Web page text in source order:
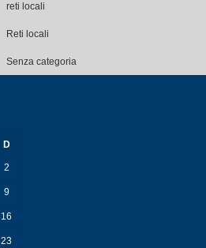
reti locali
Reti locali
Senza categoria
D
2
9
16
23